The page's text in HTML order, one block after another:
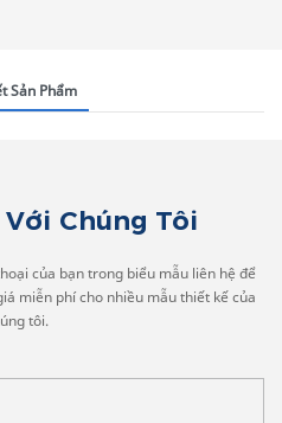
Sản Phẩm
Với Chúng Tôi
của bạn trong biểu mẫu liên hệ để
miễn phí cho nhiều mẫu thiết kế của
tôi.